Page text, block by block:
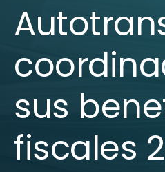
sus
fiscales